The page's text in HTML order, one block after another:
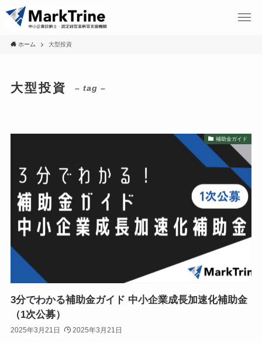
ホーム 大型投資
大型投資 – tag –
補助金ガイド
3分でわかる補助金ガイド 中小企業成長加速化補助金
（1次公募）
2025年3月21日 2025年3月21日